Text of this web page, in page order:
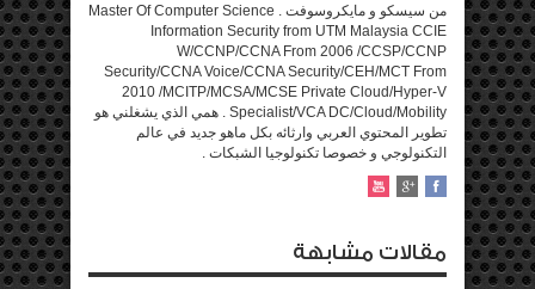
من سيسكو و مايكروسوفت . Master Of Computer Science
Information Security from UTM Malaysia CCIE
W/CCNP/CCNA From 2006 /CCSP/CCNP
Security/CCNA Voice/CCNA Security/CEH/MCT From
2010 /MCITP/MCSA/MCSE Private Cloud/Hyper-V
Specialist/VCA DC/Cloud/Mobility . همي الذي يشغلني هو
تطوير المحتوي العربي وارثائه بكل ماهو جديد في عالم
التكنولوجي و خصوصا تكنولوجيا الشبكات .
مقالات مشابهة